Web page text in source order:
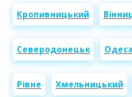
Кропивницький
Северодонецьк Одеса
Рівне Хмельницький